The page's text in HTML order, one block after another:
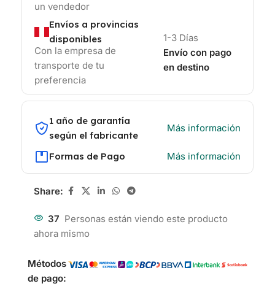
un vendedor
Envíos a provincias
disponibles
Con la empresa de
transporte de tu
preferencia
1-3 Días
Envío con pago
en destino
1 año de garantía
según el fabricante
Más información
Formas de Pago Más información
Share:
37 Personas están viendo este producto
ahora mismo
Métodos
de pago: